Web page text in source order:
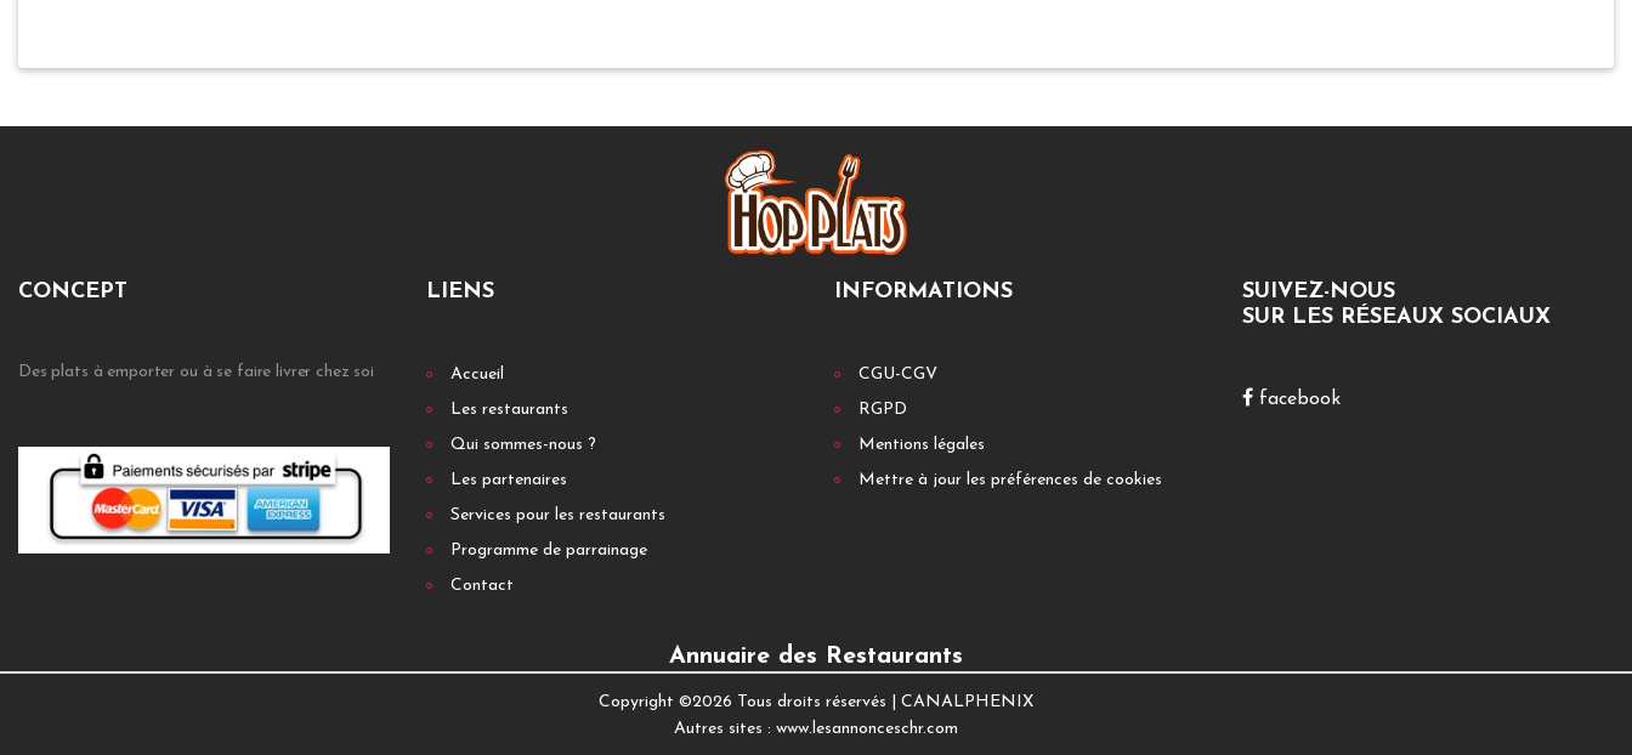
CONCEPT
Des plats à emporter ou à se faire livrer chez soi
LIENS
Accueil
Les restaurants
Qui sommes-nous ?
Les partenaires
Services pour les restaurants
Programme de parrainage
Contact
INFORMATIONS
CGU-CGV
RGPD
Mentions légales
Mettre à jour les préférences de cookies
SUIVEZ-NOUS
SUR LES RÉSEAUX SOCIAUX
facebook
Annuaire des Restaurants
Copyright ©2026 Tous droits réservés | CANALPHENIX
Autres sites : www.lesannonceschr.com